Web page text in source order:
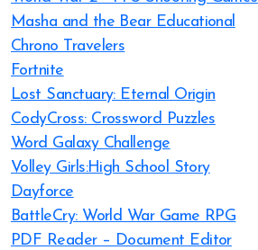
Masha and the Bear Educational
Chrono Travelers
Fortnite
Lost Sanctuary: Eternal Origin
CodyCross: Crossword Puzzles
Word Galaxy Challenge
Volley Girls:High School Story
Dayforce
BattleCry: World War Game RPG
PDF Reader – Document Editor